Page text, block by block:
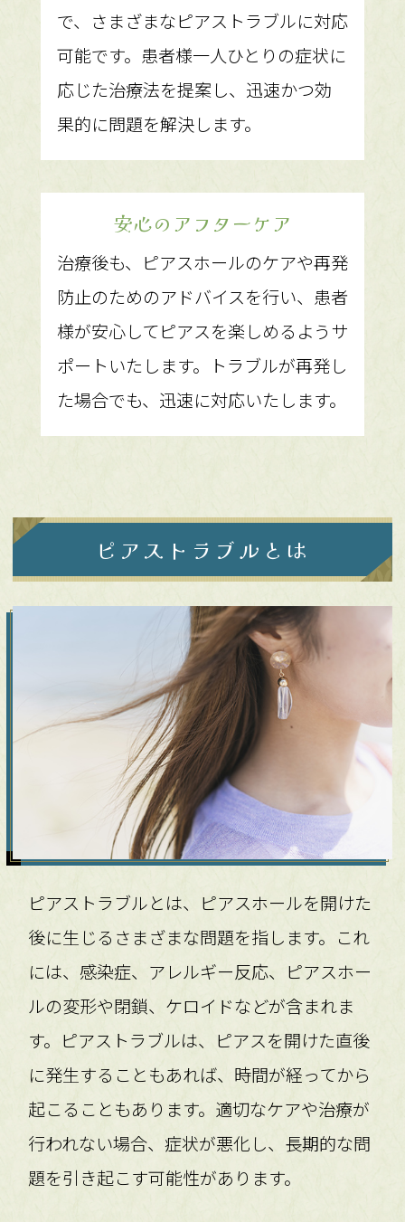
で、さまざまなピアストラブルに対応
可能です。患者様一人ひとりの症状に
応じた治療法を提案し、迅速かつ効
果的に問題を解決します。
安心のアフターケア
治療後も、ピアスホールのケアや再発
防止のためのアドバイスを行い、患者
様が安心してピアスを楽しめるようサ
ポートいたします。トラブルが再発し
た場合でも、迅速に対応いたします。
ピアストラブルとは
ピアストラブルとは、ピアスホールを開けた
後に生じるさまざまな問題を指します。これ
には、感染症、アレルギー反応、ピアスホー
ルの変形や閉鎖、ケロイドなどが含まれま
す。ピアストラブルは、ピアスを開けた直後
に発生することもあれば、時間が経ってから
起こることもあります。適切なケアや治療が
行われない場合、症状が悪化し、長期的な問
題を引き起こす可能性があります。